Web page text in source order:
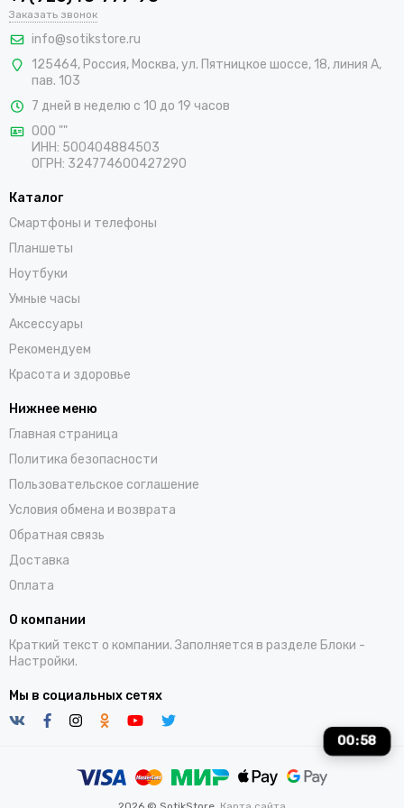
В интернет-магазине SotikStore можно по хорошей цене
купить автомобильный держатель для телефона. В каталоге
доступны на выбор фирменные модели высокого качества,
которые прекрасно справляются со своими основными
задачами. Осуществляется быстрая доставка покупок по
Высоковску.
Заказать звонок
info@sotikstore.ru
125464, Россия, Москва,ул. Пятницкое шоссе, 18, линия А,
пав. 103
7 дней в неделю с 10 до 19 часов
ООО ""
ИНН: 500404884503
ОГРН: 324774600427290
Каталог
Смартфоны и телефоны
Планшеты
Ноутбуки
Умные часы
Аксессуары
Рекомендуем
Красота и здоровье
Нижнее меню
Главная страница
Политика безопасности
Пользовательское соглашение
Условия обмена и возврата
Обратная связь
Доставка
Оплата
О компании
Краткий текст о компании. Заполняется в разделе Блоки -
Настройки.
Мы в социальных сетях
00:58